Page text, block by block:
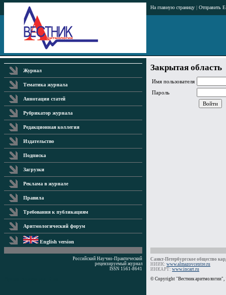
На главную страницу | Отправить
Журнал
Тематика журнала
Аннотации статей
Рубрикатор журнала
Редакционная коллегия
Издательство
Подписка
Загрузки
Реклама в журнале
Правила
Требования к публикациям
Аритмологический форум
English version
Закрытая область
Имя пользователя
Пароль
Российский Научно-Практический
рецензируемый журнал
ISSN 1561-8641
Санкт-Петербургское общество
НИИК: www.almazovcentre.ru
ИНКАРТ: www.incart.ru
© Copyright "Вестник аритмологии",